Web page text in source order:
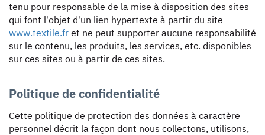
tenu pour responsable de la mise à disposition des sites
qui font l'objet d'un lien hypertexte à partir du site
www.textile.fr et ne peut supporter aucune responsabilité
sur le contenu, les produits, les services, etc. disponibles
sur ces sites ou à partir de ces sites.
Politique de confidentialité
Cette politique de protection des données à caractère
personnel décrit la façon dont nous collectons, utilisons,